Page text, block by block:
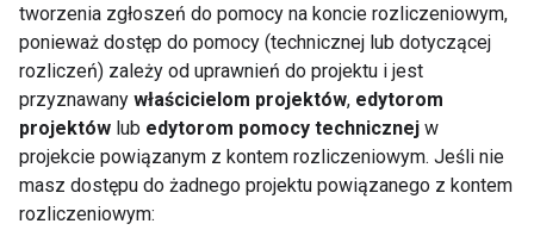
tworzenia zgłoszeń do pomocy na koncie rozliczeniowym,
ponieważ dostęp do pomocy (technicznej lub dotyczącej
rozliczeń) zależy od uprawnień do projektu i jest
przyznawany właścicielom projektów, edytorom
projektów lub edytorom pomocy technicznej w
projekcie powiązanym z kontem rozliczeniowym. Jeśli nie
masz dostępu do żadnego projektu powiązanego z kontem
rozliczeniowym: